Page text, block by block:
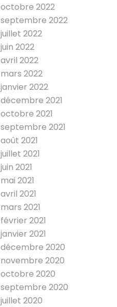
octobre 2022
septembre 2022
juillet 2022
juin 2022
avril 2022
mars 2022
janvier 2022
décembre 2021
octobre 2021
septembre 2021
août 2021
juillet 2021
juin 2021
mai 2021
avril 2021
mars 2021
février 2021
janvier 2021
décembre 2020
novembre 2020
octobre 2020
septembre 2020
juillet 2020